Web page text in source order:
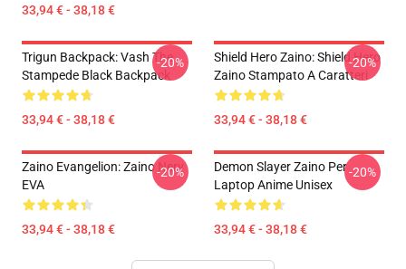
33,94 € - 38,18 €
Trigun Backpack: Vash The
Stampede Black Backpack
33,94 € - 38,18 €
-20%
Shield Hero Zaino: Shield Hero
Zaino Stampato A Caratteri
33,94 € - 38,18 €
-20%
Zaino Evangelion: Zaino Nerv
EVA
33,94 € - 38,18 €
-20%
Demon Slayer Zaino Per
Laptop Anime Unisex
33,94 € - 38,18 €
-20%